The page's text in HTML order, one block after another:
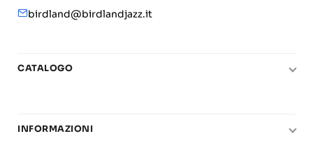
birdland@birdlandjazz.it
CATALOGO
Chitarra
INFORMAZIONI